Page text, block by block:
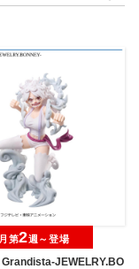
Grandista-JEWELRY.BO
月第2週～登場